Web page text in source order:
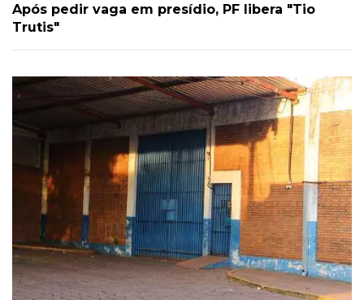
Após pedir vaga em presídio, PF libera "Tio
Trutis"